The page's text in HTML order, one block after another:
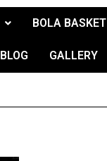
BOLA BASKET
BLOG GALLERY